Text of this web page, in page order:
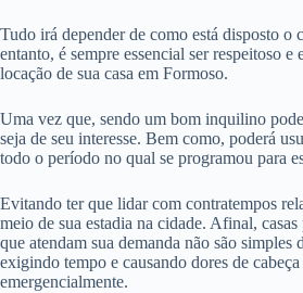
Tudo irá depender de como está disposto o
entanto, é sempre essencial ser respeitoso e
locação de sua casa em Formoso.
Uma vez que, sendo um bom inquilino
seja de seu interesse. Bem como, poderá
todo o período no qual se programou para
Evitando ter que lidar com contratempos
meio de sua estadia na cidade. Afinal,
que atendam sua demanda não são simples
exigindo tempo e causando dores de
emergencialmente.